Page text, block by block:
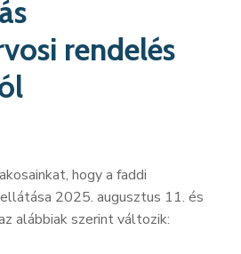
rendelés
hogy a faddi
2025. augusztus 11. és
alábbiak szerint változik: